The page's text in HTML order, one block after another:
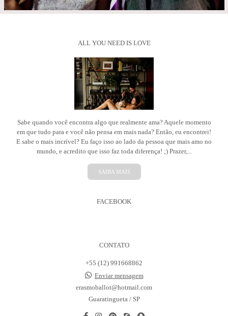
ALL YOU NEED IS LOVE
Sabe quando você encontra algo que realmente ama? Aquele momento
em que tudo para e você não pensa em mais nada? Então, eu encontrei!
E sabe o mais incrível? Eu faço isso ao lado da pessoa que mais amo no
mundo, e acredito que isso faz toda diferença! ;) Prazer,...
SAIBA MAIS
FACEBOOK
CONTATO
+55 (12) 991668862
Enviar mensagem
erasmoballot@hotmail.com
Guaratingueta / SP